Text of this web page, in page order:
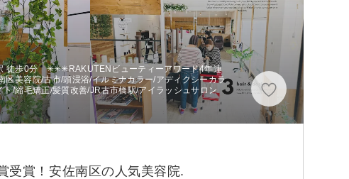
徒歩0分 ✳︎✳︎✳︎RAKUTENビューティーアワード4年連
美容院/古市/頭浸浴/イルミナカラー/アディクシーカラ
/縮毛矯正/髪質改善/JR古市橋駅/アイラッシュサロン
賞！安佐南区の人気美容院.